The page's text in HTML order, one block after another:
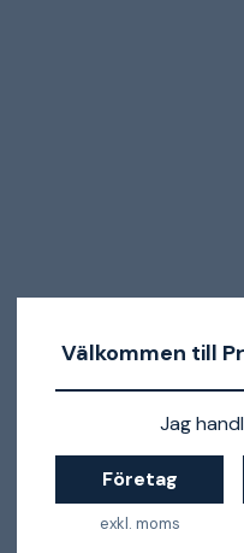
Välkommen till
Jag
Företag
exkl. moms